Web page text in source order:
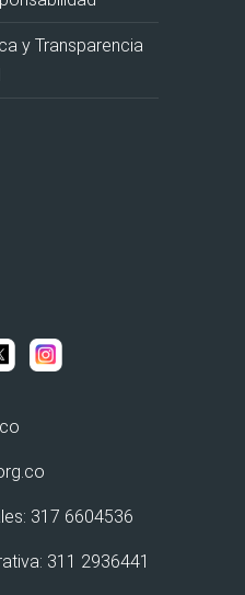
y Transparencia
317 6604536
311 2936441